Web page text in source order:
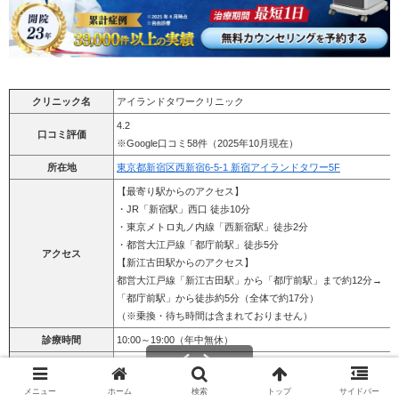
クリニック名 アイランドタワークリニック
口コミ評価
4.2
※Google口コミ58件（2025年10月現在）
所在地 東京都新宿区西新宿6-5-1 新宿アイランドタワー5F
アクセス
【最寄り駅からのアクセス】
・JR「新宿駅」西口 徒歩10分
・東京メトロ丸ノ内線「西新宿駅」徒歩2分
・都営大江戸線「都庁前駅」徒歩5分
【新江古田駅からのアクセス】
都営大江戸線「新江古田駅」から「都庁前駅」まで約12分→
「都庁前駅」から徒歩約5分（全体で約17分）
（※乗換・待ち時間は含まれておりません）
診療時間 10:00～19:00（年中無休）
施術法
・U-Direct法（刈り上げない植毛法）
メニュー ホーム 検索 トップ サイドバー